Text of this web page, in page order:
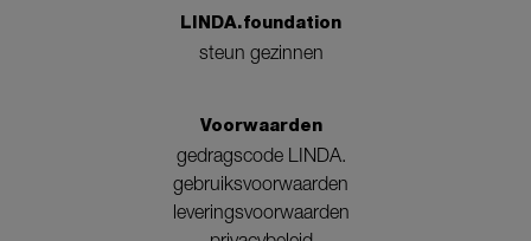
LINDA.foundation
steun gezinnen
Voorwaarden
gedragscode LINDA.
gebruiksvoorwaarden
leveringsvoorwaarden